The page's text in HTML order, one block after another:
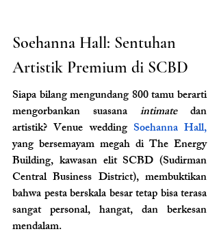
Soehanna Hall: Sentuhan
Artistik Premium di SCBD
Siapa bilang mengundang 800 tamu berarti
mengorbankan suasana intimate dan
artistik? Venue wedding
yang bersemayam megah di The Energy
Building, kawasan elit SCBD (Sudirman
Central Business District), membuktikan
bahwa pesta berskala besar tetap bisa terasa
sangat personal, hangat, dan berkesan
mendalam.